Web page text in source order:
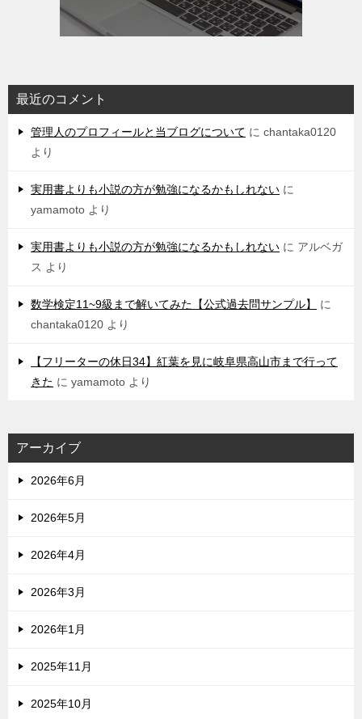
最近のコメント
管理人のプロフィールと当ブログについて に chantaka0120
より
実用書よりも小説の方が勉強になるかもしれない に
yamamoto より
実用書よりも小説の方が勉強になるかもしれない に アルベガ
ス より
数学検定11~9級まで解いてみた【公式過去問サンプル】
に
chantaka0120 より
【フリーターの休日34】紅葉を見に岐阜県高山市まで行って
きた に yamamoto より
アーカイブ
2026年6月
2026年5月
2026年4月
2026年3月
2026年1月
2025年11月
2025年10月